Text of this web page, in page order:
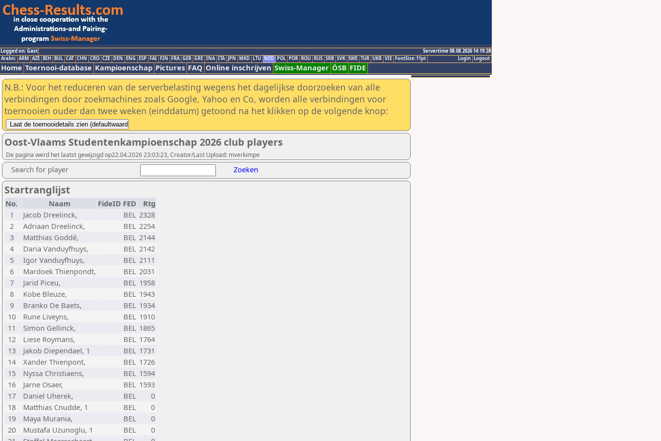
Logged on: Gast
Servertime 08.08.2026 14:19:28
Logout
Login
Arabic ARM AZE BIH BUL CAT CHN CRO CZE DEN ENG ESP FAI FIN FRA GER GRE INA ITA JPN MKD LTU NED POL POR ROU RUS SRB SVK SWE TUR UKR VIE FontSize:11pt
Home Toernooi-database Kampioenschap Pictures FAQ Online inschrijven Swiss-Manager ÖSB FIDE
N.B.: Voor het reduceren van de serverbelasting wegens het dagelijkse doorzoeken van alle
verbindingen door zoekmachines zoals Google, Yahoo en Co, worden alle verbindingen voor
toernooien ouder dan twee weken (einddatum) getoond na het klikken op de volgende knop:
Oost-Vlaams Studentenkampioenschap 2026 club players
De pagina werd het laatst gewijzigd op22.04.2026 23:03:23, Creator/Last Upload: mverkimpe
Search for player Zoeken
Startranglijst
No. Naam FideID FED
Rtg
1
Jacob Dreelinck, BEL 2328
2
Adriaan Dreelinck, BEL 2254
3
Matthias Goddé, BEL 2144
4
Daria Vanduyfhuys, BEL 2142
5
Igor Vanduyfhuys, BEL 2111
6
Mardoek Thienpondt, BEL 2031
7
Jarid Piceu, BEL 1958
8
Kobe Bleuze, BEL 1943
9
Branko De Baets, BEL 1934
10
Rune Liveyns, BEL 1910
11
Simon Gellinck, BEL 1865
12
Liese Roymans, BEL 1764
13
Jakob Diependael, 1 BEL 1731
14
Xander Thienpont, BEL 1726
15
Nyssa Christiaens, BEL 1594
16
Jarne Osaer, BEL 1593
17
Daniel Uherek, BEL
0
18
Matthias Cnudde, 1 BEL
0
19
Maya Murania, BEL
0
20
Mustafa Uzunoglu, 1 BEL
0